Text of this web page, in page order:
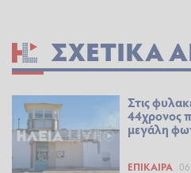
ΣΧΕΤΙΚΆ
Στις
44χρονος
μεγάλη
ΕΠΊΚΑΙΡΑ